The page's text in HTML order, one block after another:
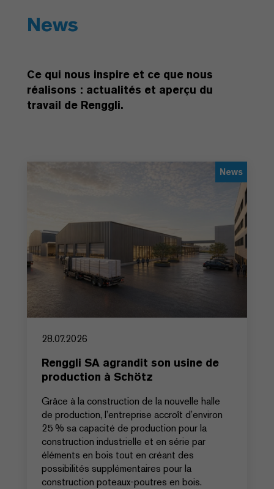
News
Ce qui nous inspire et ce que nous
réalisons : actualités et aperçu du
travail de Renggli.
News
28.07.2026
Renggli SA agrandit son usine de
production à Schötz
Grâce à la construction de la nouvelle halle
de production, l’entreprise accroît d’environ
25 % sa capacité de production pour la
construction industrielle et en série par
éléments en bois tout en créant des
possibilités supplémentaires pour la
construction poteaux-poutres en bois.